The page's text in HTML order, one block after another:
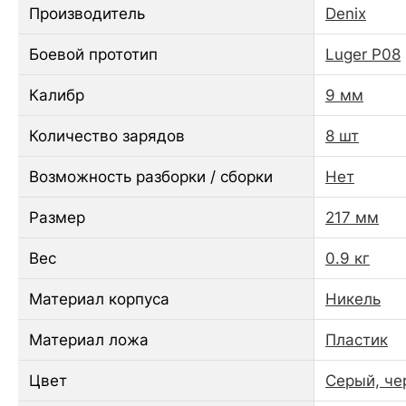
Производитель Denix
Боевой прототип Luger P08
Калибр 9 мм
Количество зарядов 8 шт
Возможность разборки / сборки Нет
Размер 217 мм
Вес 0.9 кг
Материал корпуса Никель
Материал ложа Пластик
Цвет Серый,